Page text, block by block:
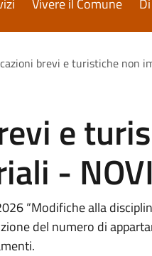
Vivere il Comune
brevi e turistiche non
e
-
“Modifiche alla
del numero di